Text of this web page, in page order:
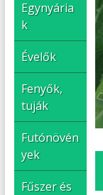
Egynyária
k
Évelők
Fenyők,
tuják
Futónövén
yek
Fűszer és